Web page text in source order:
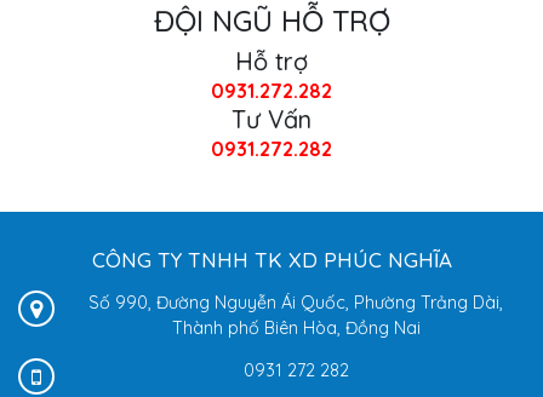
ĐỘI NGŨ HỖ TRỢ
Hỗ trợ
0931.272.282
Tư Vấn
0931.272.282
CÔNG TY TNHH TK XD PHÚC NGHĨA
Số 990, Đường Nguyễn Ái Quốc, Phường Trảng Dài,
Thành phố Biên Hòa, Đồng Nai
0931 272 282